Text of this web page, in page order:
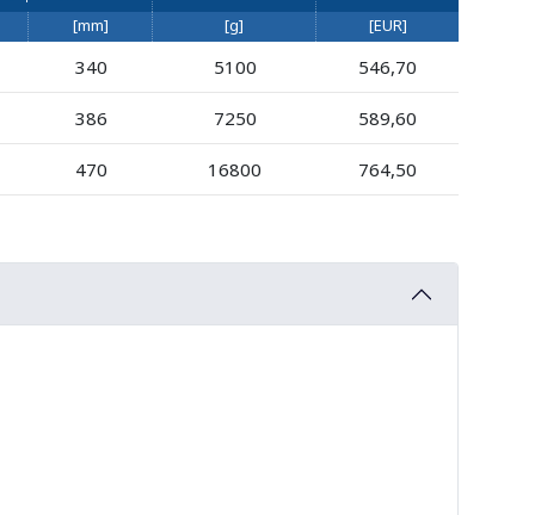
[mm] [g] [EUR]
340 5100 546,70
386 7250 589,60
470 16800 764,50